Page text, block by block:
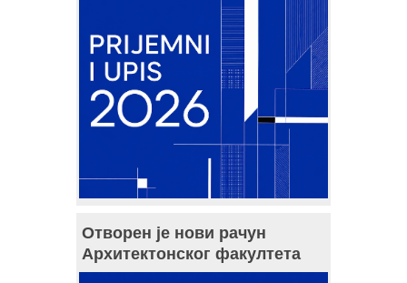
Отворен је нови рачун
Архитектонског факултета